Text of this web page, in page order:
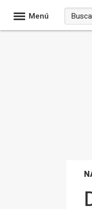
Menú